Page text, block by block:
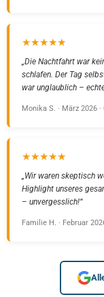
★★★★★
„Die Nachtfahrt war
schlafen. Der Tag
war unglaublich –
Monika S. · März 2026
★★★★★
„Wir waren skeptisch
Highlight unseres
– unvergesslich!“
Familie H. · Februar